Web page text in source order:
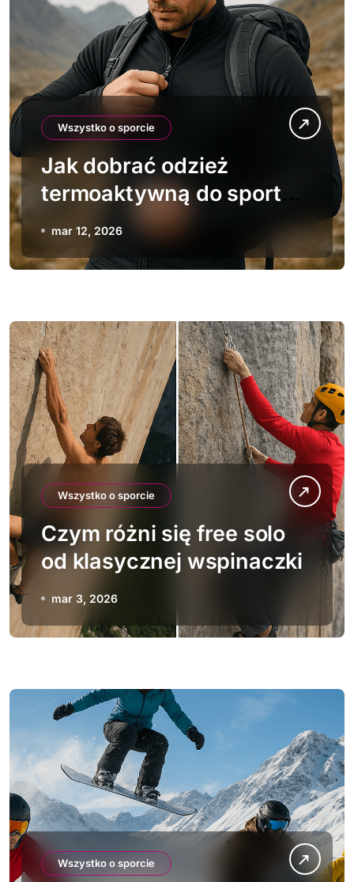
Wszystko o sporcie
Jak dobrać odzież
termoaktywną do sportów
ekstremalnych
mar 12, 2026
Wszystko o sporcie
Czym różni się free solo
od klasycznej wspinaczki
mar 3, 2026
Wszystko o sporcie